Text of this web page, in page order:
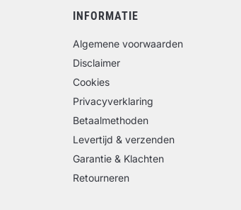
INFORMATIE
Algemene voorwaarden
Disclaimer
Cookies
Privacyverklaring
Betaalmethoden
Levertijd & verzenden
Garantie & Klachten
Retourneren